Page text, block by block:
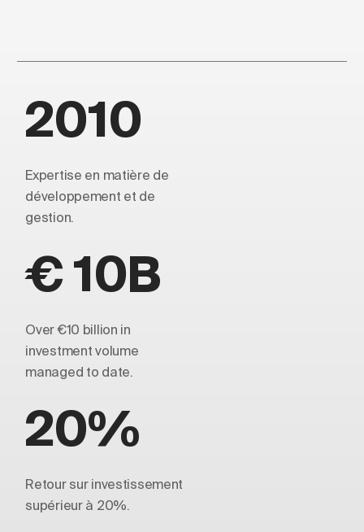
2010
Expertise en matière de
développement et de
gestion.
€ 10B
Over €10 billion in
investment volume
managed to date.
20%
Retour sur investissement
supérieur à 20%.